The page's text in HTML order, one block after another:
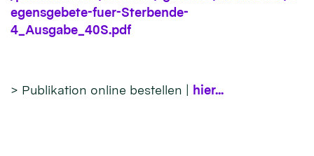
egensgebete-fuer-Sterbende-
4_Ausgabe_40S.pdf
> Publikation online bestellen | hier...